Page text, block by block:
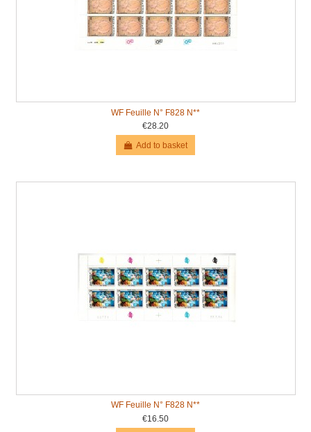
WF Feuille N° F828 N**
€28.20
Add to basket
WF Feuille N° F828 N**
€16.50